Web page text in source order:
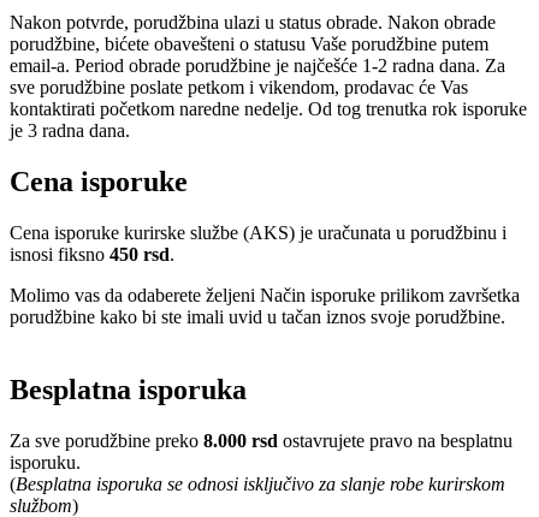
Nakon potvrde, porudžbina ulazi u status obrade. Nakon obrade
porudžbine, bićete obavešteni o statusu Vaše porudžbine putem
email-a. Period obrade porudžbine je najčešće 1-2 radna dana. Za
sve porudžbine poslate petkom i vikendom, prodavac će Vas
kontaktirati početkom naredne nedelje. Od tog trenutka rok isporuke
je 3 radna dana.
Cena isporuke
Cena isporuke kurirske službe (AKS) je uračunata u porudžbinu i
isnosi fiksno 450 rsd.
Molimo vas da odaberete željeni Način isporuke prilikom završetka
porudžbine kako bi ste imali uvid u tačan iznos svoje porudžbine.
Besplatna isporuka
Za sve porudžbine preko 8.000 rsd ostavrujete pravo na besplatnu
isporuku.
(Besplatna isporuka se odnosi isključivo za slanje robe kurirskom
službom)